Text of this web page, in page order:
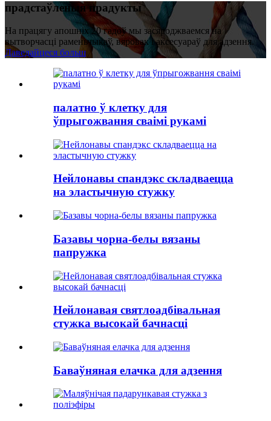
прадстаўленыя прадукты
На працягу апошніх 20 гадоў мы засяроджваемся на
вытворчасці раменьчыкаў, вяровак і аксесуараў для адзення.
Даведайцеся больш
палатно ў клетку для
ўпрыгожвання сваімі рукамі
Нейлонавы спандэкс складваецца
на эластычную стужку
Базавы чорна-белы вязаны
папружка
Нейлонавая святлоадбівальная
стужка высокай бачнасці
Баваўняная елачка для адзення